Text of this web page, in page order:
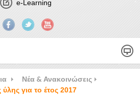
e-Learning
Νέα & Ανακοινώσεις
για το έτος 2017